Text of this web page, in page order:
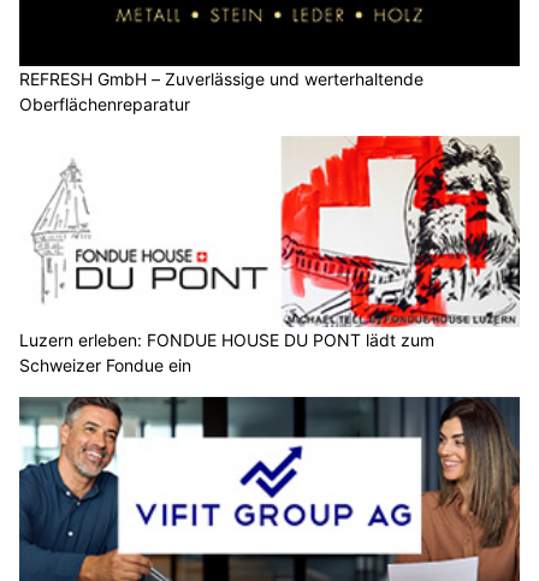
REFRESH GmbH – Zuverlässige und werterhaltende
Oberflächenreparatur
Luzern erleben: FONDUE HOUSE DU PONT lädt zum
Schweizer Fondue ein